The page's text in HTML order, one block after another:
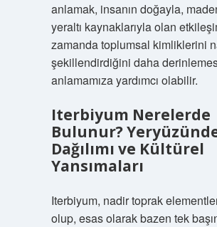
anlamak, insanın doğayla,
yeraltı kaynaklarıyla olan
zamanda toplumsal kimliklerini
şekillendirdiğini daha
anlamamıza yardımcı olabilir.
Iterbiyum Nerelerde
Bulunur?
Dağılımı ve Kültürel
Yansımaları
Iterbiyum, nadir toprak
olup, esas olarak bazen tek